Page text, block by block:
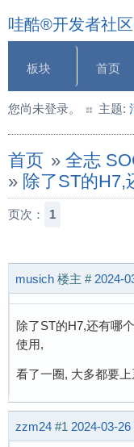
哇酷®开发者社
板块 首页
您尚未登录。 主题:
首页 » 全志
» 除了ST的H7,
页次： 1
musich 楼主 # 2024-
除了ST的H7,还有哪
使用,
看了一圈, 大多都要
zzm24 #1 2024-03-